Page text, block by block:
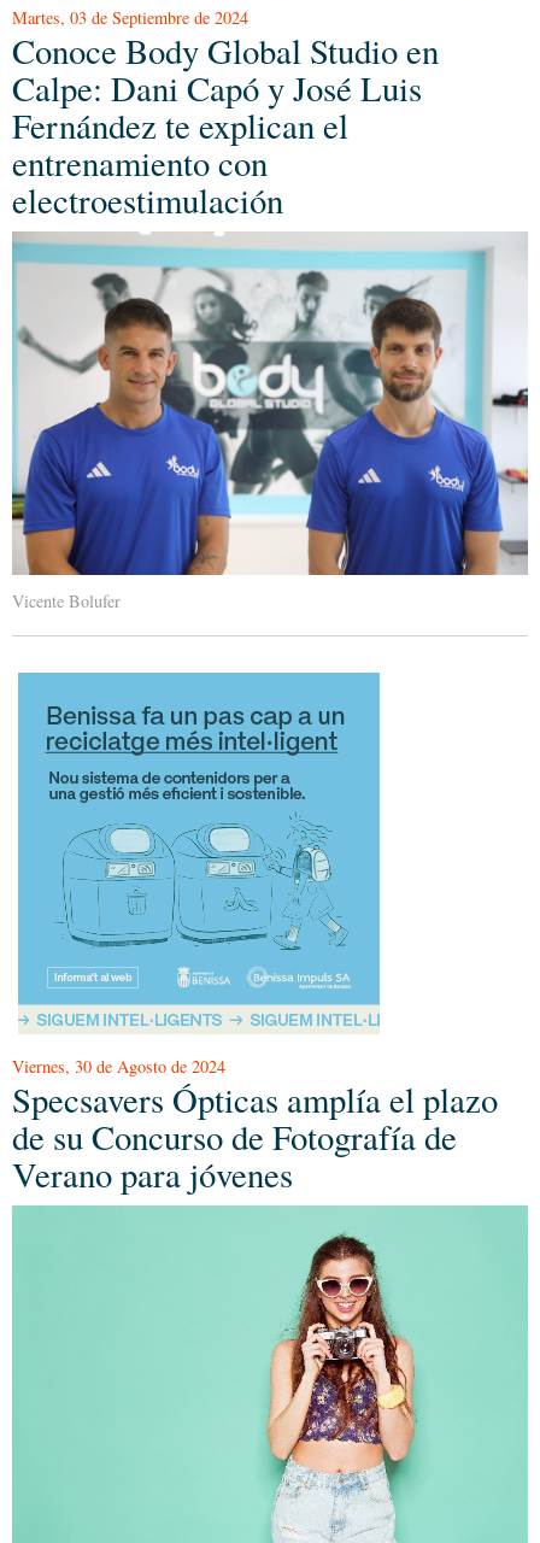
Martes, 03 de Septiembre de 2024
Conoce Body Global Studio en
Calpe: Dani Capó y José Luis
Fernández te explican el
entrenamiento con
electroestimulación
Vicente Bolufer
Viernes, 30 de Agosto de 2024
Specsavers Ópticas amplía el plazo
de su Concurso de Fotografía de
Verano para jóvenes